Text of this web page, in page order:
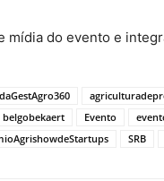
mídia do evento e
belgobekaert Evento
SRB